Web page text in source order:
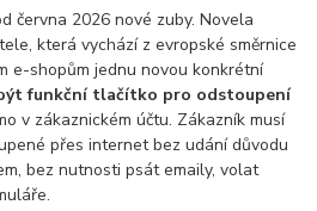
června 2026 nové zuby. Novela
která vychází z evropské směrnice
e-shopům jednu novou konkrétní
funkční tlačítko pro odstoupení
v zákaznickém účtu. Zákazník musí
přes internet bez udání důvodu
bez nutnosti psát emaily, volat